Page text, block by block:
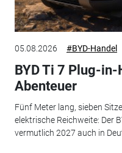
05.08.2026 #BYD-Handel
BYD Ti 7 Plug-
Abenteuer
Fünf Meter lang, sieben
elektrische Reichweite: Der
vermutlich 2027 auch in